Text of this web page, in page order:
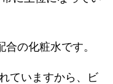
の化粧水です。
ていますから、ビ